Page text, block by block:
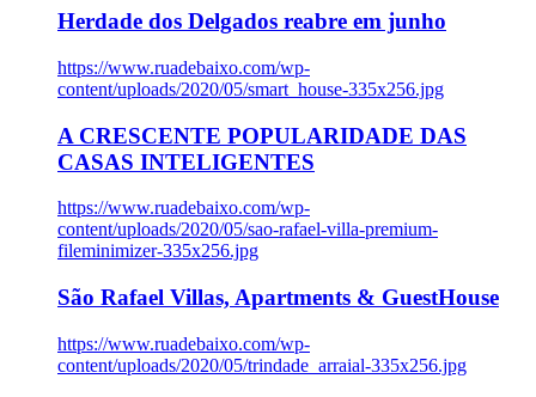
Herdade dos Delgados reabre em junho
https://www.ruadebaixo.com/wp-
content/uploads/2020/05/smart_house-335x256.jpg
A CRESCENTE POPULARIDADE DAS
CASAS INTELIGENTES
https://www.ruadebaixo.com/wp-
content/uploads/2020/05/sao-rafael-villa-premium-
fileminimizer-335x256.jpg
São Rafael Villas, Apartments & GuestHouse
https://www.ruadebaixo.com/wp-
content/uploads/2020/05/trindade_arraial-335x256.jpg